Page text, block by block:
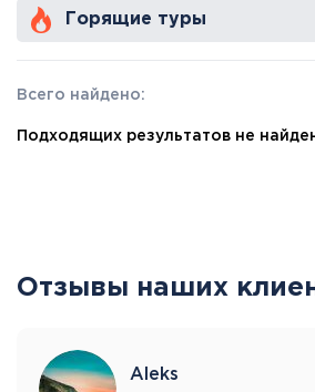
Горящие туры
Всего найдено:
Подходящих результатов не
Отзывы наших
Aleks